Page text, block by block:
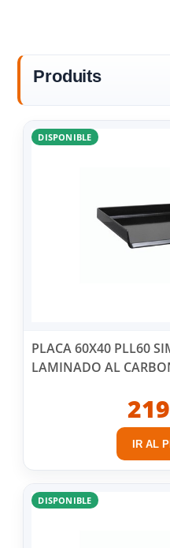
Produits
DISPONIBLE
PLACA 60X40 PLL60
LAMINADO AL
IR AL
DISPONIBLE